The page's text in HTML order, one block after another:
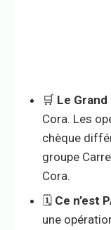
🛒 Le
Cora. Les
chèque
groupe
Cora.
🗓️ Ce n’est
une